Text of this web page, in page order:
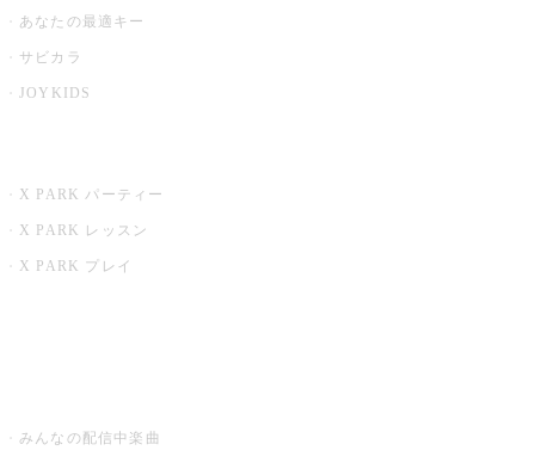
あなたの最適キー
サビカラ
JOYKIDS
X PARK パーティー
X PARK レッスン
X PARK プレイ
みんなの配信中楽曲